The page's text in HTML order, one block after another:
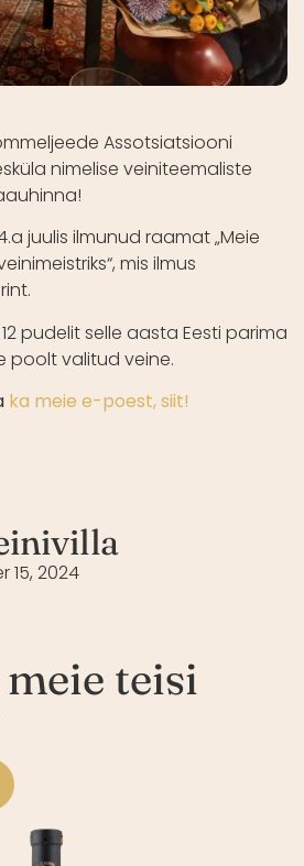
15, 2024
Assotsiatsiooni
nimelise veiniteemaliste
juulis ilmunud raamat „Meie
mis ilmus
pudelit selle aasta Eesti parima
poolt valitud veine.
ka meie e-poest, siit!
teisi